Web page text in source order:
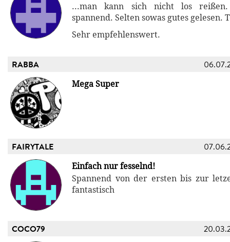
...man kann sich nicht los
spannend. Selten sowas gutes gelesen.
Sehr empfehlenswert.
RABBA
Mega Super
FAIRYTALE
Einfach nur fesselnd!
Spannend von der ersten bis zur
fantastisch
COCO79